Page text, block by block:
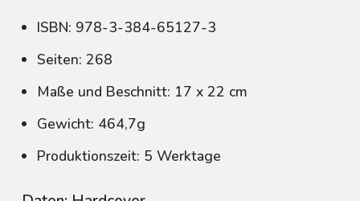
ISBN: 978-3-384-65127-3
Seiten: 268
Maße und Beschnitt: 17 x 22 cm
Gewicht: 464,7g
Produktionszeit: 5 Werktage